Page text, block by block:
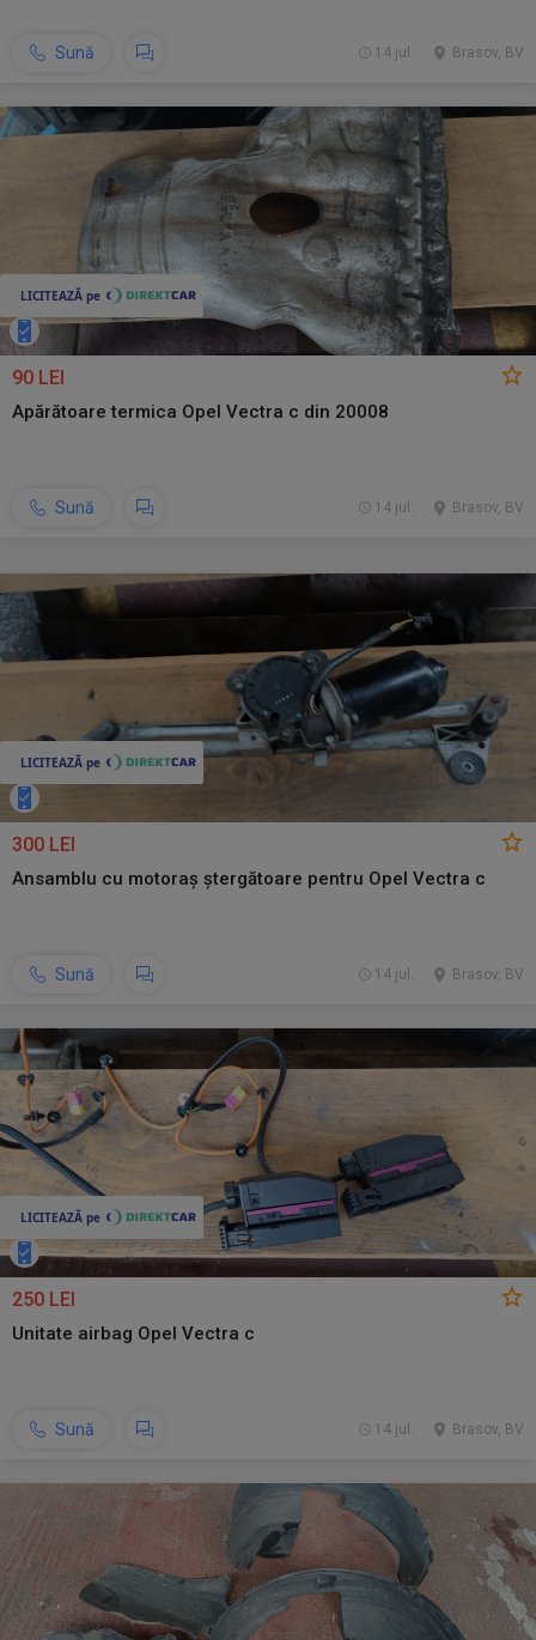
Sună Brasov, BV
14 jul.
90 LEI
Apărătoare termica Opel Vectra c din 20008
Sună Brasov, BV
14 jul.
300 LEI
Ansamblu cu motoraș ștergătoare pentru Opel Vectra c
Sună Brasov, BV
14 jul.
250 LEI
Unitate airbag Opel Vectra c
Sună Brasov, BV
14 jul.